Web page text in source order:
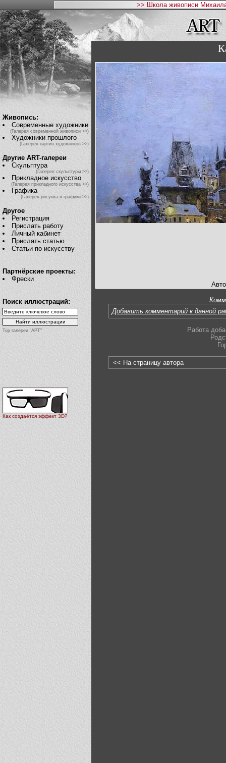
>> Школа живописи
Живопись:
Современные художники
(Галерея современной живописи >>)
Художники прошлого
(Галерея картин художников >>)
Другие ART-галереи
Скульптура
(Галерея скульптуры >>)
Прикладное искусство
(Галерея прикладного искусства >>)
Графика
(Галерея рисунка и графики >>)
Другое
Регистрация
Прислать работу
Личный кабинет
Прислать статью
Статьи по искусству
Партнёрские проекты:
Фрески
Поиск иллюстраций:
Top галереи "АРТ"
Как создаётся эффект 3D?
Добавить комментарий к данной
Работа
<< На страницу автора